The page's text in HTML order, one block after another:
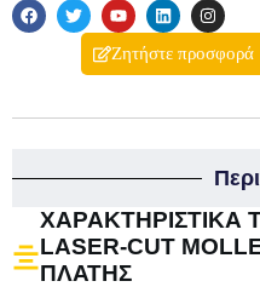
Ζητήστε προσφορά
ΧΑΡΑΚΤΗΡΙΣΤΙΚΆ
LASER-CUT
ΠΛΆΤΗΣ